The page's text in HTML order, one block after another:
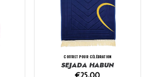
COFFRET POUR CÉLÉBRATION
SEJADA HABUN